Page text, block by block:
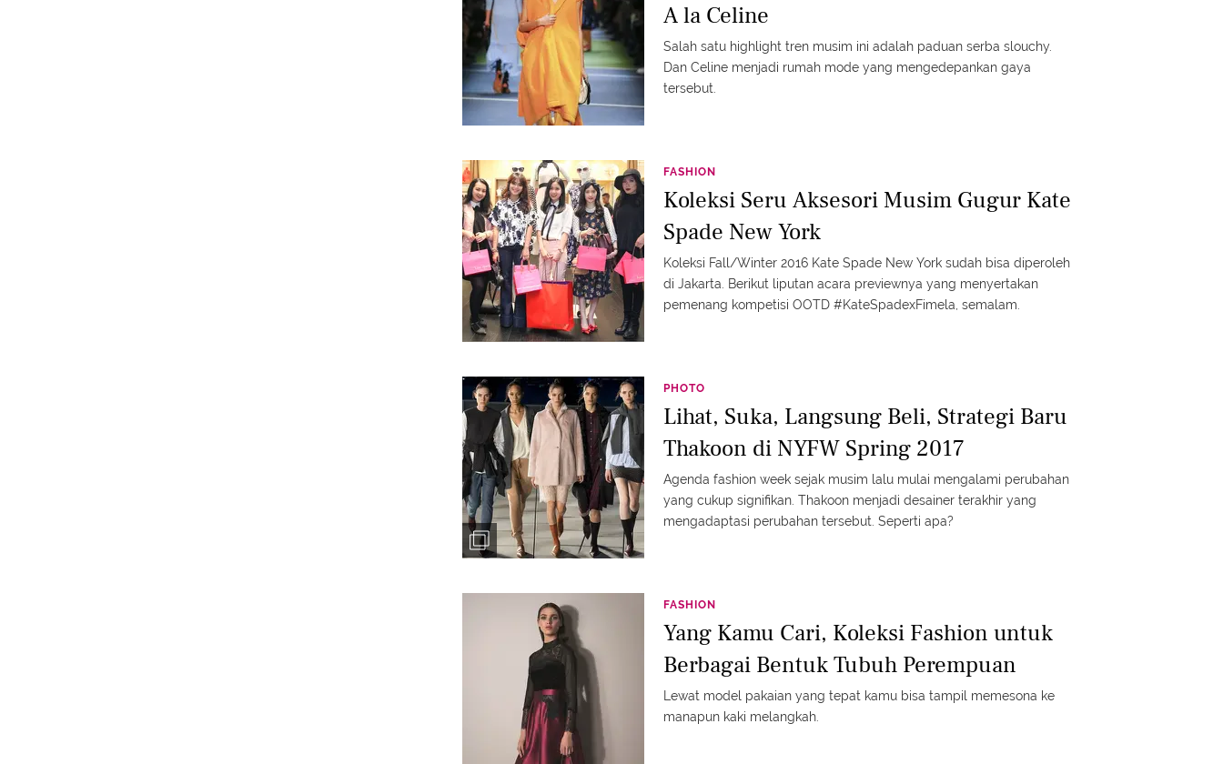
A la Celine
Salah satu highlight tren musim ini adalah paduan serba slouchy.
Dan Celine menjadi rumah mode yang mengedepankan gaya
tersebut.
FASHION
Koleksi Seru Aksesori Musim Gugur Kate
Spade New York
Koleksi Fall/Winter 2016 Kate Spade New York sudah bisa diperoleh
di Jakarta. Berikut liputan acara previewnya yang menyertakan
pemenang kompetisi OOTD #KateSpadexFimela, semalam.
PHOTO
Lihat, Suka, Langsung Beli, Strategi Baru
Thakoon di NYFW Spring 2017
Agenda fashion week sejak musim lalu mulai mengalami perubahan
yang cukup signifikan. Thakoon menjadi desainer terakhir yang
mengadaptasi perubahan tersebut. Seperti apa?
FASHION
Yang Kamu Cari, Koleksi Fashion untuk
Berbagai Bentuk Tubuh Perempuan
Lewat model pakaian yang tepat kamu bisa tampil memesona ke
manapun kaki melangkah.